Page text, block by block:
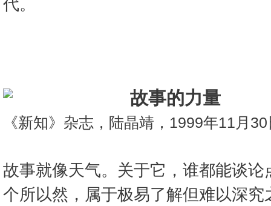
代。
故事的力量
《新知》杂志，陆晶靖，1999年11月30
故事就像天气。关于它，谁都能谈
个所以然，属于极易了解但难以深